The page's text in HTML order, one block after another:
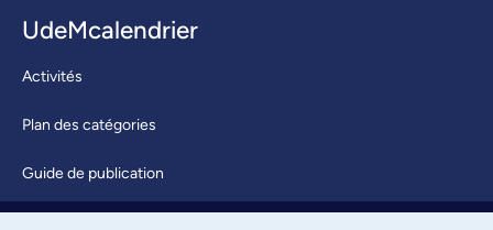
UdeMcalendrier
Activités
Plan des catégories
Guide de publication